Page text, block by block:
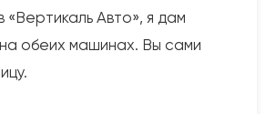
«Вертикаль Авто», я дам
обеих машинах. Вы сами